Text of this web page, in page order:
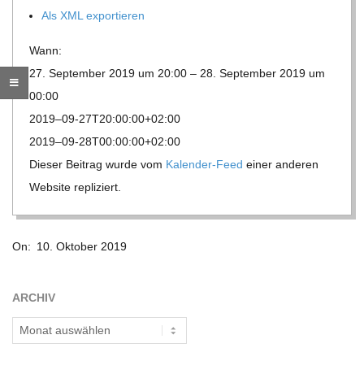
G
O
L
D
S
C
H
Als XML exportieren
Wann:
27. Sep­tem­ber 2019 um 20:00 – 28. Sep­tem­ber 2019 um
00:00
2019–09-27T20:00:00+02:00
2019–09-28T00:00:00+02:00
Die­ser Bei­trag wurde vom Kalen­der-Feed einer ande­ren
Web­site repliziert.
10-
On: 10. Oktober 2019
ARCHIV
Archiv